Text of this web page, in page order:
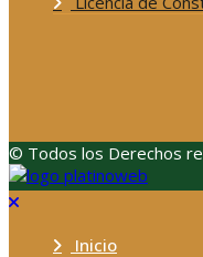
© Todos los Derechos
Inicio